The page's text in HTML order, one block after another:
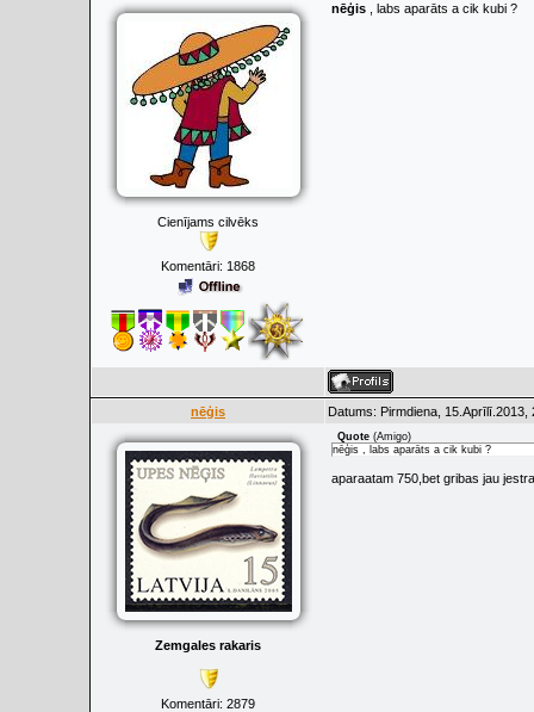
Cienījams cilvēks
Komentāri: 1868
nēģis , labs aparāts a cik kubi ?
nēģis Datums: Pirmdiena,
Zemgales rakaris
Komentāri: 2879
Quote (Amigo)
nēģis , labs aparāts a cik kubi ?
aparaatam 750,bet gribas jau